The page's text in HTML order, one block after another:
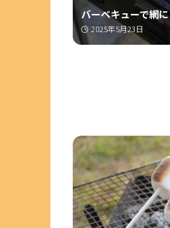
バーベキューで網
2025年5月23日